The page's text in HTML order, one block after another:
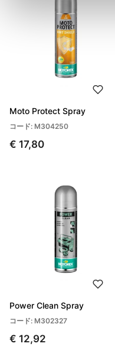
Moto Protect Spray
コード: M304250
€ 17,80
Power Clean Spray
コード: M302327
€ 12,92